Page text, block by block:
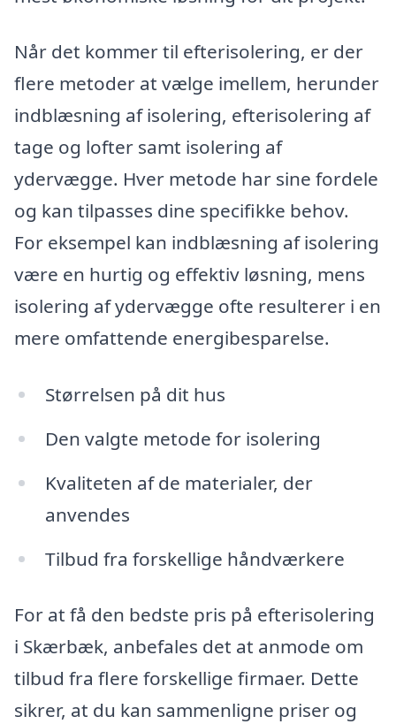
Når det kommer til efterisolering, er der
flere metoder at vælge imellem, herunder
indblæsning af isolering, efterisolering af
tage og lofter samt isolering af
ydervægge. Hver metode har sine fordele
og kan tilpasses dine specifikke behov.
For eksempel kan indblæsning af isolering
være en hurtig og effektiv løsning, mens
isolering af ydervægge ofte resulterer i en
mere omfattende energibesparelse.
Størrelsen på dit hus
Den valgte metode for isolering
Kvaliteten af de materialer, der
anvendes
Tilbud fra forskellige håndværkere
For at få den bedste pris på efterisolering
i Skærbæk, anbefales det at anmode om
tilbud fra flere forskellige firmaer. Dette
sikrer, at du kan sammenligne priser og